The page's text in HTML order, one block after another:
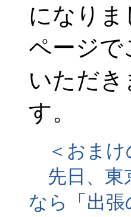
になり
ページで
いただ
す。
＜おまけ
先日、東
なら「出